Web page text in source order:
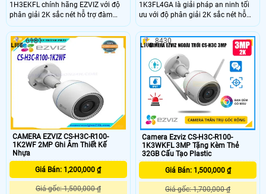
1H3EKFL chính hãng EZVIZ với độ
phân giải 2K sắc nét hỗ trợ đàm
thoại hai chiều và phát hiện thông
minh với cảnh báo bằng còi và đèn
chớp. Với hồng ngoại 30m đèn trợ
sáng 20m camera mang đến hình
ảnh ban đêm có màu chân thực.
1K3FL4GA là giải pháp an ninh tối
ưu với độ phân giải 2K sắc nét hỗ
trợ nhận diện người và phương tiện
chính xác. Camera nổi bật với khả
năng đàm thoại hai chiều lưu trữ thẻ
nhớ đến 512GB và tích hợp pin sạc
cùng chuẩn IP65 chống bụi nước,
phù hợp sử dụng cả trong nhà lẫn
ngoài trời.
CAMERA EZVIZ CS-H3C-R100-
1K2WF 2MP Ghi Âm Thiết Kế
Nhựa
Giá Bán: 1,200,000 ₫
Giá gốc: 1,500,000 ₫
6181
Camera Ezviz CS-H3C-R100-
1K3WKFL 3MP Tặng Kèm Thẻ
32GB Cấu Tạo Plastic
Giá Bán: 1,500,000 ₫
Giá gốc: 1,700,000 ₫
8430